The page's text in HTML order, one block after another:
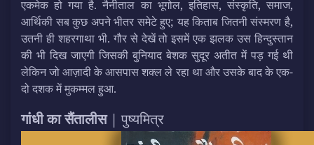
एकमेक हो गया है. नैनीताल का भूगोल, इतिहास, संस्कृति, समाज,
आर्थिकी सब कुछ अपने भीतर समेटे हुए; यह किताब जितनी संस्मरण है,
उतनी ही शहरगाथा भी. गौर से देखें तो इसमें एक झलक उस हिन्दुस्तान
की भी दिख जाएगी जिसकी बुनियाद बेशक सुदूर अतीत में पड़ गई थी
लेकिन जो आज़ादी के आसपास शक्ल ले रहा था और उसके बाद के एक-
दो दशक में मुकम्मल हुआ.
गांधी का सैंतालीस| पुष्यमित्र